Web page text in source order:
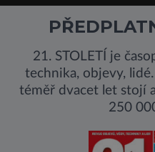
21. STOLETÍ je
technika, objevy,
téměř dvacet let stojí
250